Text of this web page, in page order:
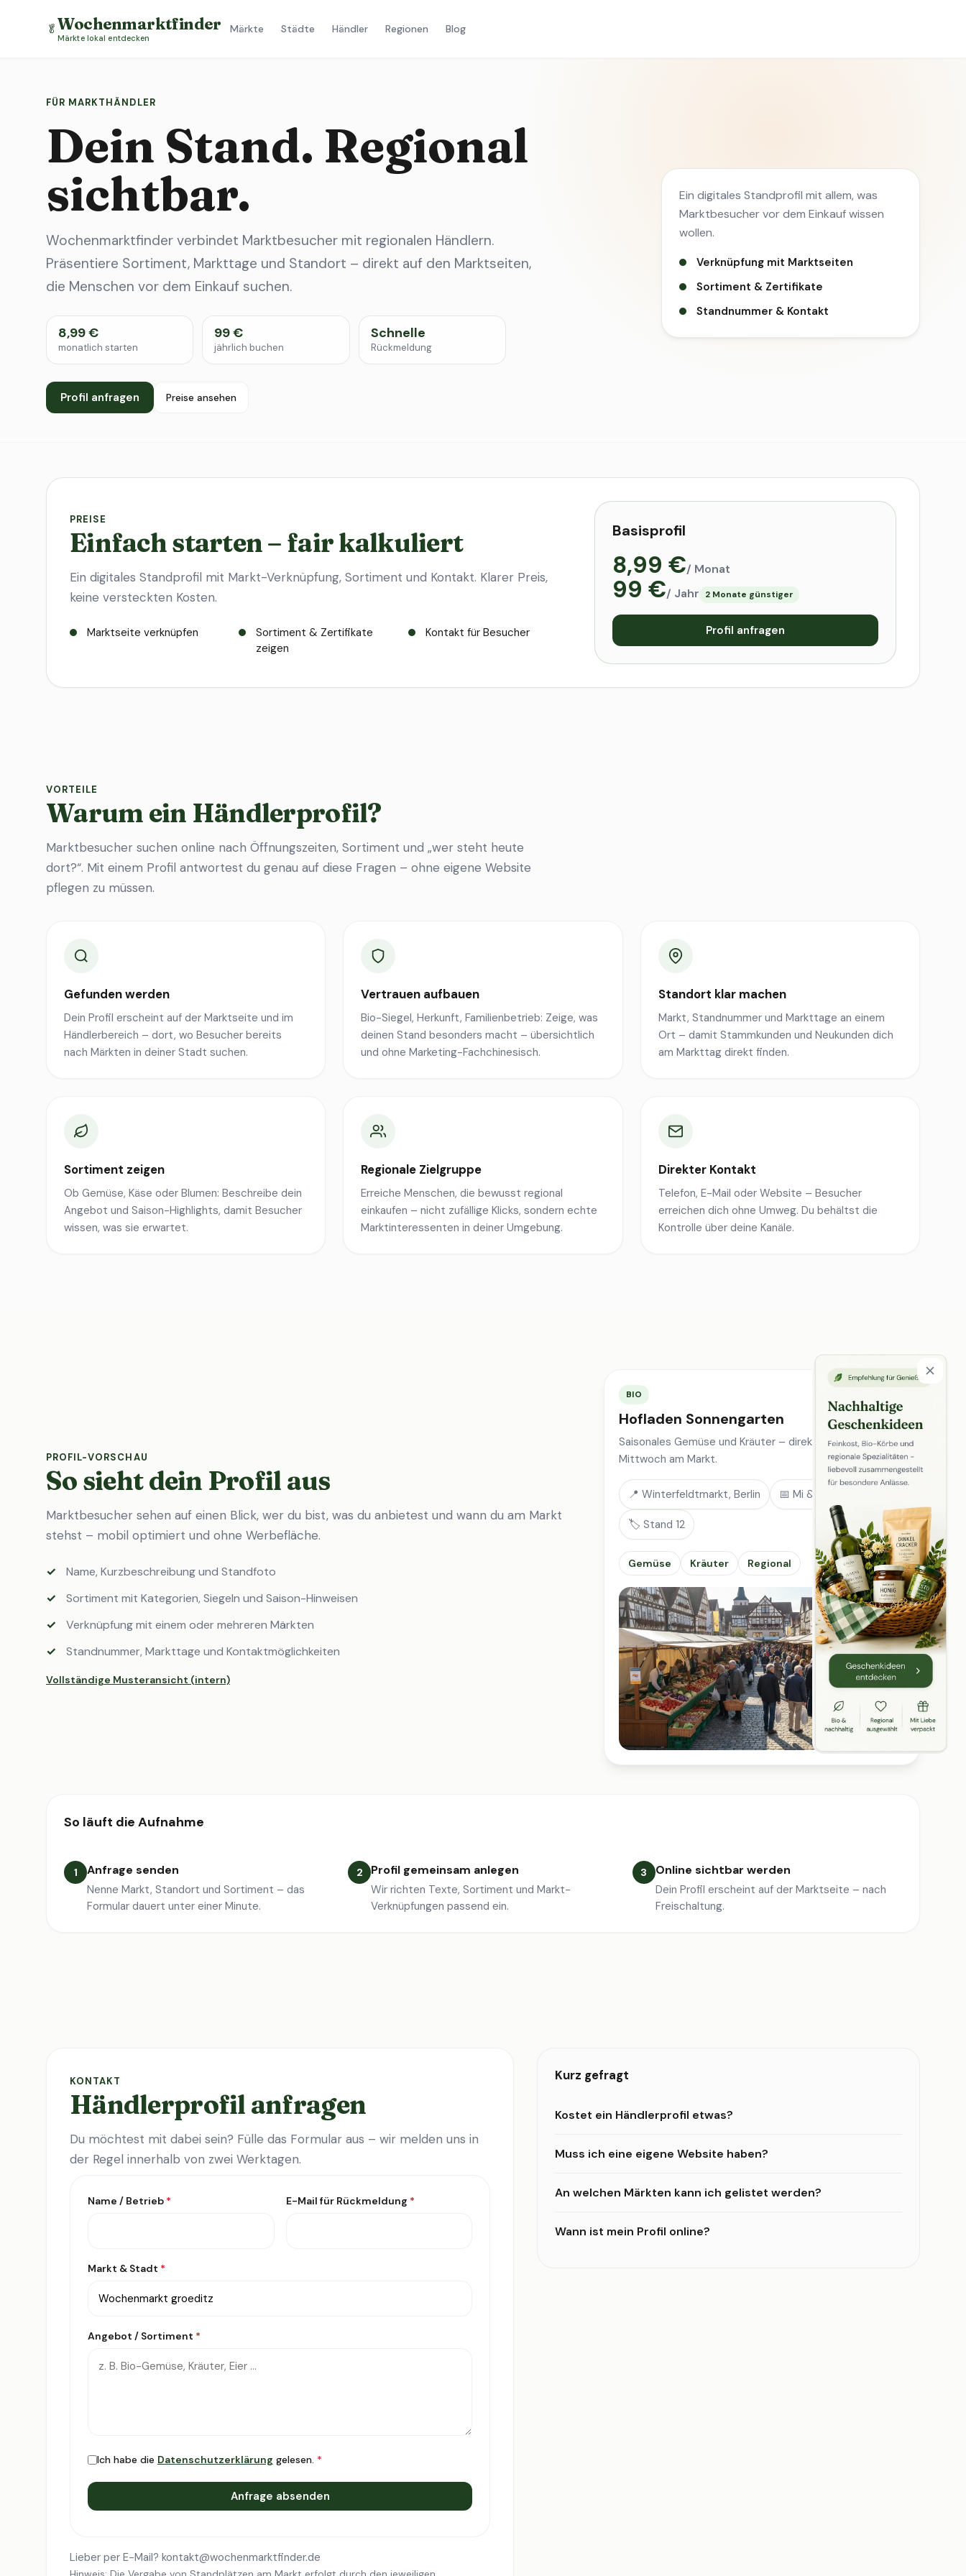
🥬Wochenmarktfinder
Märkte lokal entdecken
Märkte Städte Händler Regionen Blog
FÜR MARKTHÄNDLER
Dein Stand. Regional
sichtbar.
Wochenmarktfinder verbindet Marktbesucher mit regionalen Händlern.
Präsentiere Sortiment, Markttage und Standort – direkt auf den Marktseiten,
die Menschen vor dem Einkauf suchen.
8,99 €
monatlich starten
99 €
jährlich buchen
Schnelle
Rückmeldung
Profil anfragen Preise ansehen
Ein digitales Standprofil mit allem, was
Marktbesucher vor dem Einkauf wissen
wollen.
Verknüpfung mit Marktseiten
Sortiment & Zertifikate
Standnummer & Kontakt
PREISE
Einfach starten – fair kalkuliert
Ein digitales Standprofil mit Markt-Verknüpfung, Sortiment und Kontakt. Klarer Preis,
keine versteckten Kosten.
Marktseite verknüpfen
Sortiment & Zertifikate
zeigen
Kontakt für Besucher
Basisprofil
8,99 €/ Monat
99 €/ Jahr 2 Monate günstiger
Profil anfragen
VORTEILE
Warum ein Händlerprofil?
Marktbesucher suchen online nach Öffnungszeiten, Sortiment und „wer steht heute
dort?“. Mit einem Profil antwortest du genau auf diese Fragen – ohne eigene Website
pflegen zu müssen.
Gefunden werden
Dein Profil erscheint auf der Marktseite und im
Händlerbereich – dort, wo Besucher bereits
nach Märkten in deiner Stadt suchen.
Vertrauen aufbauen
Bio-Siegel, Herkunft, Familienbetrieb: Zeige, was
deinen Stand besonders macht – übersichtlich
und ohne Marketing-Fachchinesisch.
Standort klar machen
Markt, Standnummer und Markttage an einem
Ort – damit Stammkunden und Neukunden dich
am Markttag direkt finden.
Sortiment zeigen
Ob Gemüse, Käse oder Blumen: Beschreibe dein
Angebot und Saison-Highlights, damit Besucher
wissen, was sie erwartet.
Regionale Zielgruppe
Erreiche Menschen, die bewusst regional
einkaufen – nicht zufällige Klicks, sondern echte
Marktinteressenten in deiner Umgebung.
Direkter Kontakt
Telefon, E-Mail oder Website – Besucher
erreichen dich ohne Umweg. Du behältst die
Kontrolle über deine Kanäle.
PROFIL-VORSCHAU
So sieht dein Profil aus
Marktbesucher sehen auf einen Blick, wer du bist, was du anbietest und wann du am Markt
stehst – mobil optimiert und ohne Werbefläche.
Name, Kurzbeschreibung und Standfoto
Sortiment mit Kategorien, Siegeln und Saison-Hinweisen
Verknüpfung mit einem oder mehreren Märkten
Standnummer, Markttage und Kontaktmöglichkeiten
Vollständige Musteransicht (intern)
BIO
Hofladen Sonnengarten
Saisonales Gemüse und Kräuter – direkt vom Feld, jeden
Mittwoch am Markt.
📍 Winterfeldtmarkt, Berlin 📅 Mi & Sa
🏷️ Stand 12
Gemüse Kräuter Regional
So läuft die Aufnahme
1 Anfrage senden
Nenne Markt, Standort und Sortiment – das
Formular dauert unter einer Minute.
2 Profil gemeinsam anlegen
Wir richten Texte, Sortiment und Markt-
Verknüpfungen passend ein.
3 Online sichtbar werden
Dein Profil erscheint auf der Marktseite – nach
Freischaltung.
KONTAKT
Händlerprofil anfragen
Du möchtest mit dabei sein? Fülle das Formular aus – wir melden uns in
der Regel innerhalb von zwei Werktagen.
Name / Betrieb * E-Mail für Rückmeldung *
Markt & Stadt *
Angebot / Sortiment *
Ich habe die Datenschutzerklärung gelesen. *
Anfrage absenden
Lieber per E-Mail? kontakt@wochenmarktfinder.de
Kurz gefragt
Kostet ein Händlerprofil etwas?
Muss ich eine eigene Website haben?
An welchen Märkten kann ich gelistet werden?
Wann ist mein Profil online?